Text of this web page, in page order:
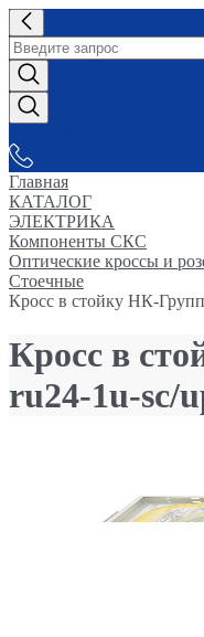
Главная
КАТАЛОГ
ЭЛЕКТРИКА
Компоненты СКС
Оптические кроссы и
Стоечные
Кросс в стойку НК-
Кросс в
ru24-1u-sc/